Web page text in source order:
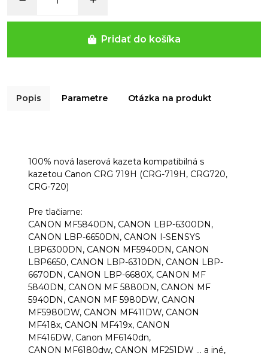
Pridať do košíka
Popis Parametre Otázka na produkt
100% nová laserová kazeta kompatibilná s
kazetou Canon CRG 719H (CRG-719H, CRG720,
CRG-720)
Pre tlačiarne:
CANON MF5840DN, CANON LBP-6300DN,
CANON LBP-6650DN, CANON I-SENSYS
LBP6300DN, CANON MF5940DN, CANON
LBP6650, CANON LBP-6310DN, CANON LBP-
6670DN, CANON LBP-6680X, CANON MF
5840DN, CANON MF 5880DN, CANON MF
5940DN, CANON MF 5980DW, CANON
MF5980DW, CANON MF411DW, CANON
MF418x, CANON MF419x, CANON
MF416DW, Canon MF6140dn,
CANON MF6180dw, CANON MF251DW ... a iné,